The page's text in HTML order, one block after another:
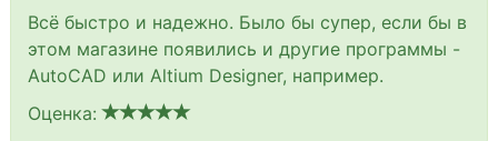
Всё быстро и надежно. Было бы супер, если бы в
этом магазине появились и другие программы -
AutoCAD или Altium Designer, например.
Оценка: